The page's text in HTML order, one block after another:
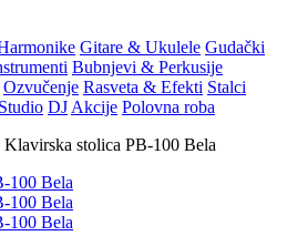
Gitare & Ukulele Gudački
Bubnjevi & Perkusije
Ozvučenje Rasveta & Efekti Stalci
Studio DJ Akcije Polovna roba
Klavirska stolica PB-100 Bela